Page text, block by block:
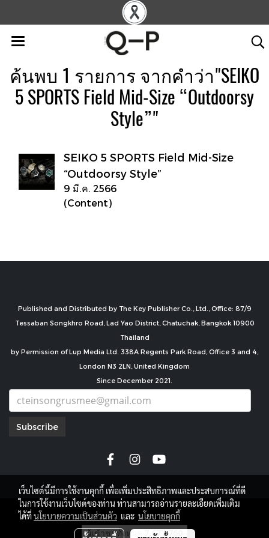
ค้นพบ 1 รายการ จากคำว่า"SEIKO
5 SPORTS Field Mid-Size “Outdoorsy
Style”"
SEIKO 5 SPORTS Field Mid-Size
“Outdoorsy Style”
9 มี.ค. 2566
(Content)
Published and Distributed by The Key Publisher Co., Ltd., Office: 87/9
Tessaban Songkhro Road, Lad Yao District, Chatuchak, Bangkok 10900
Thailand
by Permission of Lup Media Ltd. 338A Regents Park Road, Office 3 and 4,
London N3 2LN, United Kingdom
Since December 2021.
Subscribe
copyright by
ผู้เข้าชมทั้งหมด7,677,760
เว็บไซต์นี้มีการใช้งานคุกกี้ เพื่อเพิ่มประสิทธิภาพและประสบการณ์ที่ดี
ในการใช้งานเว็บไซต์ของท่าน ท่านสามารถอ่านรายละเอียดเพิ่มเติม
ได้ที่นโยบายความเป็นส่วนตัว และ นโยบายคุกกี้